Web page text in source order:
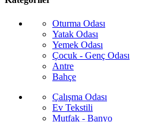
Oturma Odası
Yatak Odası
Yemek Odası
Çocuk - Genç Odası
Antre
Bahçe
Çalışma Odası
Ev Tekstili
Mutfak - Banyo